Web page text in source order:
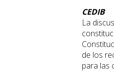
CEDIB
La
de los
para las